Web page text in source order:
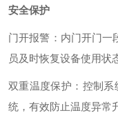
安全保护
门开报警：内门开门一
员及时恢复设备使用状
双重温度保护：控制
统，有效防止温度异常